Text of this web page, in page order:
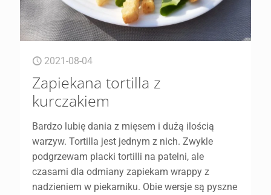
2021-08-04
Zapiekana tortilla z
kurczakiem
Bardzo lubię dania z mięsem i dużą ilością
warzyw. Tortilla jest jednym z nich. Zwykle
podgrzewam placki tortilli na patelni, ale
czasami dla odmiany zapiekam wrappy z
nadzieniem w piekarniku. Obie wersje są pyszne